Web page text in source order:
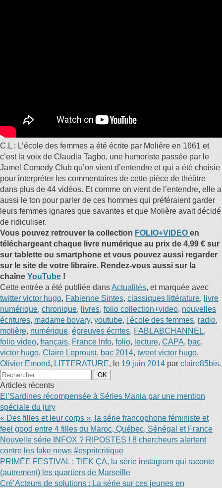
C.L : L’école des femmes a été écrite par Molière en 1661 et
c’est la voix de Claudia Tagbo, une humoriste passée par le
Jamel Comedy Club qu’on vient d’entendre et qui a été choisie
pour interpréter les commentaires de cette pièce de théâtre
dans plus de 44 vidéos. Et comme on vient de l’entendre, elle a
aussi le ton pour parler de ces hommes qui préféraient garder
leurs femmes ignares que savantes et que Molière avait décidé
de ridiculiser.
Vous pouvez retrouver la collection FOLIO+VIDEO en
téléchargeant chaque livre numérique au prix de 4,99 € sur
sur tablette ou smartphone et vous pouvez aussi regarder
sur le site de votre libraire. Rendez-vous aussi sur la
chaîne YouTube !
Cette entrée a été publiée dansActualités, et marquée avec
twitter victor hugo, Fabienne Sintes, classiques littérature, livre
numérique, chronique, livres, folio collection+video, nouvelles
écritures, madame bovary, youtube, l'école des femmes, radio,
molière, numérique, épreuves écrites, FABLABCHANNEL,
folio video, français, France Info, folio, lecture, CAPA, bac,
victor hugo, Claire Leproust, bac 2014, tweet victor hugo,
Olivier Emond, LITTERATURE, le 19 juin 2014 par claire85bis.
Articles récents
El’Sardines récompensée à Séries Mania par une mention
spéciale du jury
« Des filles et leur corps », la série francophone féministe et
feel good entre 4 filles du Maroc, Québec, Sénégal et France
Nouvelle série INFOX ? RIPOSTES ! 8 chercheurs alertent
contre les fake news #espritcritique
PRIMÉE FESTIVAL : TIEK ÇA, la série instagram qui raconte
(autrement) les quartiers de Marseille
Cré’Acteurs de solutions : La série sur ces jeunes en